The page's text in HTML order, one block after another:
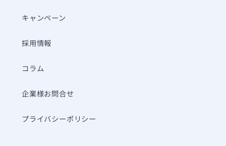
キャンペーン
採用情報
コラム
企業様お問合せ
プライバシーポリシー